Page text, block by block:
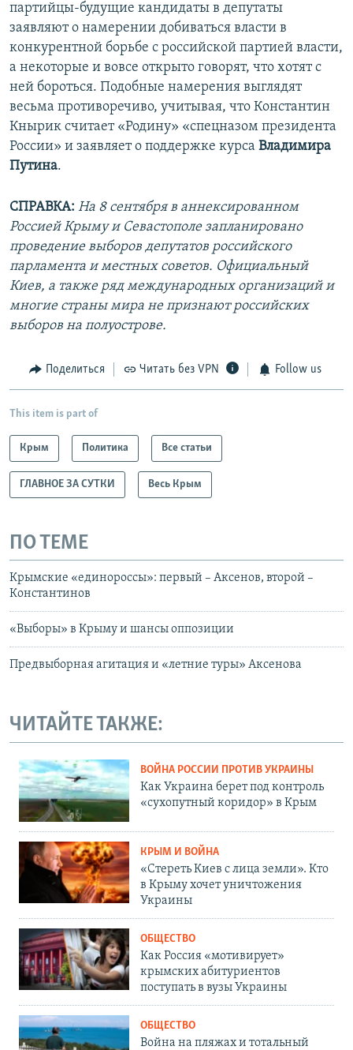
партийцы-будущие кандидаты в депутаты
заявляют о намерении добиваться власти в
конкурентной борьбе с российской партией власти,
а некоторые и вовсе открыто говорят, что хотят с
ней бороться. Подобные намерения выглядят
весьма противоречиво, учитывая, что Константин
Кнырик считает «Родину» «спецназом президента
России» и заявляет о поддержке курса Владимира
Путина.
СПРАВКА: На 8 сентября в аннексированном
Россией Крыму и Севастополе запланировано
проведение выборов депутатов российского
парламента и местных советов. Официальный
Киев, а также ряд международных организаций и
многие страны мира не признают российских
выборов на полуострове.
Поделиться Читать без VPN Follow us
This item is part of
Крым Политика Все статьи
ГЛАВНОЕ ЗА СУТКИ Весь Крым
ПО ТЕМЕ
Крымские «единороссы»: первый – Аксенов, второй –
Константинов
«Выборы» в Крыму и шансы оппозиции
Предвыборная агитация и «летние туры» Аксенова
ЧИТАЙТЕ ТАКЖЕ:
ВОЙНА РОССИИ ПРОТИВ УКРАИНЫ
Как Украина берет под контроль
«сухопутный коридор» в Крым
КРЫМ И ВОЙНА
«Стереть Киев с лица земли». Кто
в Крыму хочет уничтожения
Украины
ОБЩЕСТВО
Как Россия «мотивирует»
крымских абитуриентов
поступать в вузы Украины
ОБЩЕСТВО
Война на пляжах и тотальный